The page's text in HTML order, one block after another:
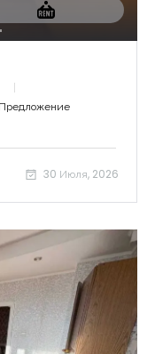
Предложение
30 Июля, 2026